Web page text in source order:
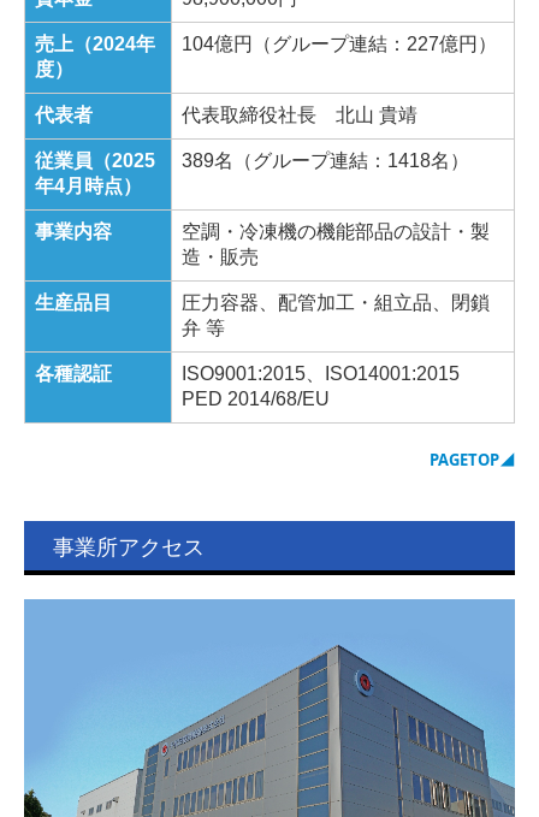
売上（2024年
度）
104億円（グループ連結：227億円）
代表者 代表取締役社長 北山 貴靖
従業員（2025
年4月時点）
389名（グループ連結：1418名）
事業内容
空調・冷凍機の機能部品の設計・製
造・販売
生産品目
圧力容器、配管加工・組立品、閉鎖
弁 等
各種認証
ISO9001:2015、ISO14001:2015
PED 2014/68/EU
PAGETOP◢
事業所アクセス